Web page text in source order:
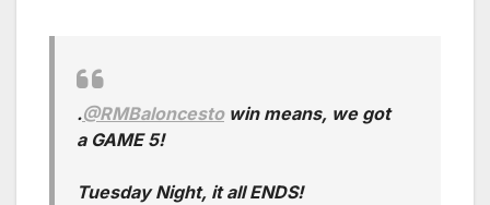
.@RMBaloncestowin means, we got
a GAME 5!
Tuesday Night, it all ENDS!